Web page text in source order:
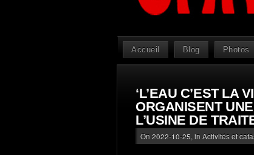
Accueil Blog Photos
‘L’EAU C’EST LA
ORGANISENT
L’USINE DE
On 2022-10-25, in Activités et